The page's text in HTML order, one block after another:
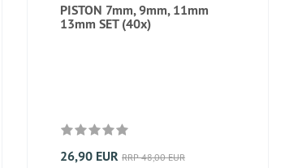
PISTON 7mm, 9mm, 11mm
13mm SET (40x)
26,90 EUR RRP 48,00 EUR